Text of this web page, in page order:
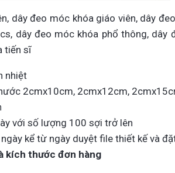
dây đeo móc khóa giáo viên, dây
dây đeo móc khóa phổ thông, dây
tiến sĩ
nhiệt
2cmx10cm, 2cmx12cm,
với số lượng 100 sợi trở lên
kể từ ngày duyệt file thiết kế và
kích thước đơn hàng